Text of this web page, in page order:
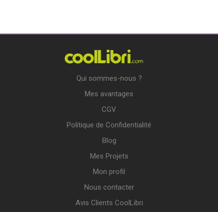
Qui sommes-nous ?
Mes avantages
CGV
Politique de Confidentialité
Blog
Mes Projets
Mon profil
Nous contacter
Avis Clients CoolLibri